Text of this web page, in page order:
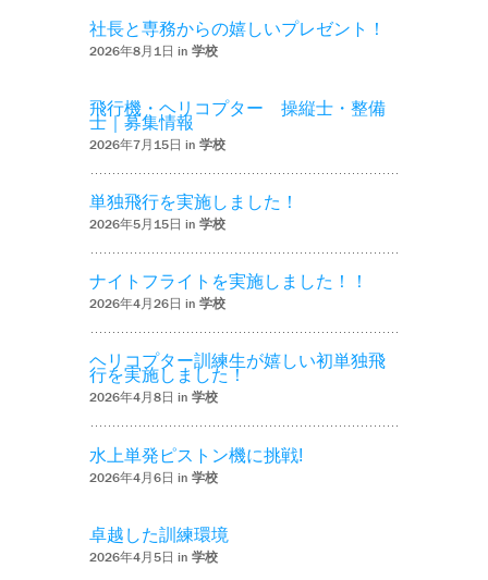
社長と専務からの嬉しいプレゼント！
2026年8月1日 in 学校
飛行機・ヘリコプター 操縦士・整備
士｜募集情報
2026年7月15日 in 学校
単独飛行を実施しました！
2026年5月15日 in 学校
ナイトフライトを実施しました！！
2026年4月26日 in 学校
ヘリコプター訓練生が嬉しい初単独飛
行を実施しました！
2026年4月8日 in 学校
水上単発ピストン機に挑戦!
2026年4月6日 in 学校
卓越した訓練環境
2026年4月5日 in 学校